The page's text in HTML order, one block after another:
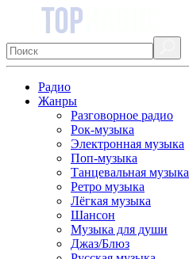
Радио
Жанры
Разговорное радио
Рок-музыка
Электронная музыка
Поп-музыка
Танцевальная музыка
Ретро музыка
Лёгкая музыка
Шансон
Музыка для души
Джаз/Блюз